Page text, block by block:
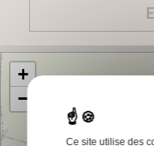
+
−
Ce site utilise des